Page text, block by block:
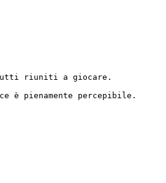
riuniti a giocare.
è pienamente percepibile.